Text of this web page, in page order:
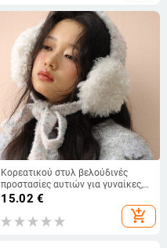
Κορεατικού στυλ βελούδινές
προστασίες αυτιών για γυναίκες,
χειμώνας 2025, μαλλί,
μονοχρωτικό σχέδιο, διατηρούν τα
αυτιά ζεστά σε εξωτερικούς
15.02 €
add_shopping_cart